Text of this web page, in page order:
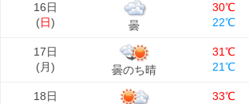
16日
(日) 曇
30℃
22℃
17日
(月) 曇のち晴
31℃
21℃
18日
33℃